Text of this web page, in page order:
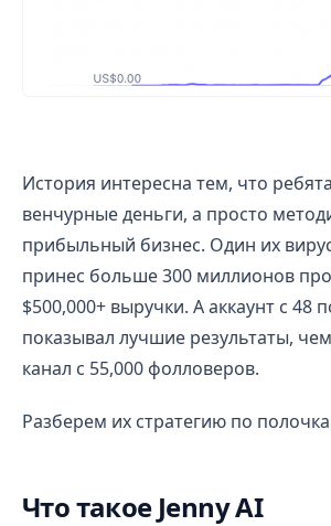
Как с нуля дорасти до $5M ARR без
История интересна тем, что
венчурные деньги, а просто
прибыльный бизнес. Один их
принес больше 300 миллионов
$500,000+ выручки. А аккаунт с 48
показывал лучшие результаты,
канал с 55,000 фолловеров.
Разберем их стратегию по
Что такое Jenny AI